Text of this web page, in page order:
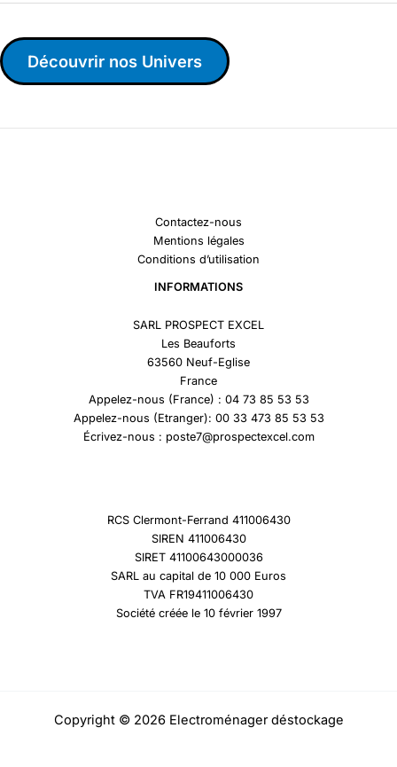
Découvrir nos Univers
Contactez-nous
Mentions légales
Conditions d’utilisation
INFORMATIONS
SARL PROSPECT EXCEL
Les Beauforts
63560 Neuf-Eglise
France
Appelez-nous (France) : 04 73 85 53 53
Appelez-nous (Etranger): 00 33 473 85 53 53
Écrivez-nous : poste7@prospectexcel.com
RCS Clermont-Ferrand 411006430
SIREN 411006430
SIRET 41100643000036
SARL au capital de 10 000 Euros
TVA FR19411006430
Société créée le 10 février 1997
Copyright © 2026 Electroménager déstockage